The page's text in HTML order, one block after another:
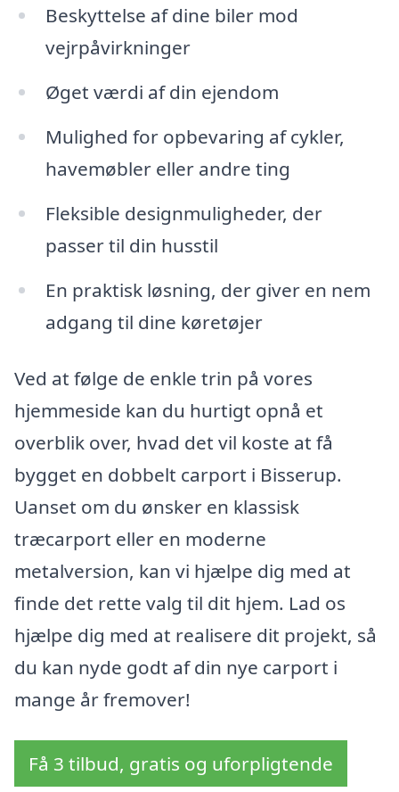
Beskyttelse af dine biler mod
vejrpåvirkninger
Øget værdi af din ejendom
Mulighed for opbevaring af cykler,
havemøbler eller andre ting
Fleksible designmuligheder, der
passer til din husstil
En praktisk løsning, der giver en nem
adgang til dine køretøjer
Ved at følge de enkle trin på vores
hjemmeside kan du hurtigt opnå et
overblik over, hvad det vil koste at få
bygget en dobbelt carport i Bisserup.
Uanset om du ønsker en klassisk
træcarport eller en moderne
metalversion, kan vi hjælpe dig med at
finde det rette valg til dit hjem. Lad os
hjælpe dig med at realisere dit projekt, så
du kan nyde godt af din nye carport i
mange år fremover!
Få 3 tilbud, gratis og uforpligtende